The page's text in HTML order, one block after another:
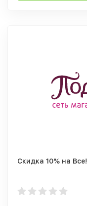
Скидка 10% на Все!